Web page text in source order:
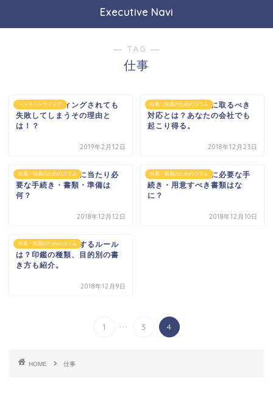
Executive Navi
― TAG ―
仕事
ヘッドハンティング
ヘッドハンティングされても
失敗してしまうその理由と
は！？
2019年2月12日
社長・役員のためのコラム
社長が急死した時に取るべき
対応とは？あなたの会社でも
起こり得る。
2018年12月23日
社長・役員のためのコラム
取締役が辞任するに当たり必
要な手続き・書類・準備は
何？
2018年12月12日
社長・役員のためのコラム
社長が辞任する際に必要な手
続き・用意すべき書類はな
に？
2018年12月10日
社長・役員のためのコラム
社長の辞任届に関するルール
は？印鑑の種類、目的別の書
き方も紹介。
2018年12月9日
1 ... 3 4
HOME 仕事